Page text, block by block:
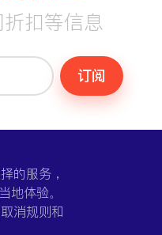
扣等信息
订阅
的服务，
地体验。
消规则和